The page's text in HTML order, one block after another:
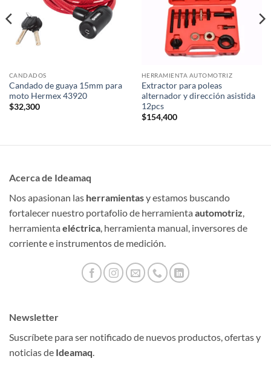
CANDADOS
Candado de guaya 15mm para
moto Hermex 43920
$32,300
HERRAMIENTA AUTOMOTRIZ
Extractor para poleas
alternador y dirección asistida
12pcs
$154,400
Acerca de Ideamaq
Nos apasionan las herramientasy estamos buscando
fortalecer nuestro portafolio de herramienta automotriz
herramienta eléctrica , herramienta manual, inversores de
corriente e instrumentos de medición.
Newsletter
Suscríbete para ser notificado de nuevos productos, ofertas y
noticias de Ideamaq